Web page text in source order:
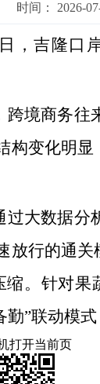
时间： 2026-
，吉隆口
境商务
变化明
大数据
行的通
。针对
”联动模
打开当前页